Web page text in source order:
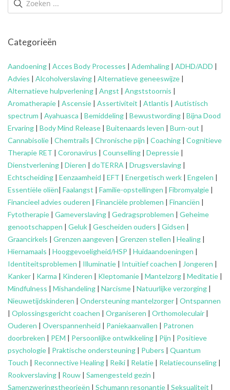
Categorieën
Aandoening | Acces Body Processes | Ademhaling | ADHD/ADD |
Advies | Alcoholverslaving | Alternatieve geneeswijze |
Alternatieve hulpverlening | Angst | Angststoornis |
Aromatherapie | Ascensie | Assertiviteit | Atlantis | Autistisch
spectrum | Ayahuasca | Bemiddeling | Bewustwording | Bijna Dood
Ervaring | Body Mind Release | Buitenaards leven | Burn-out |
Cannabisolie | Chemtrails | Chronische pijn | Coaching | Cognitieve
Therapie RET | Coronavirus | Counselling | Depressie |
Dienstverlening | Dieren | doTERRA | Drugsverslaving |
Echtscheiding | Eenzaamheid | EFT | Energetisch werk | Engelen |
Essentiële oliën| Faalangst | Familie-opstellingen | Fibromyalgie |
Financieel advies ouderen | Financiële problemen | Financiën |
Fytotherapie | Gameverslaving | Gedragsproblemen | Geheime
genootschappen | Geluk | Gescheiden ouders | Gidsen |
Graancirkels | Grenzen aangeven | Grenzen stellen | Healing |
Hiernamaals | Hooggevoeligheid/HSP | Huidaandoeningen |
Identiteitsproblemen | Illuminatie | Intuïtief coachen | Jongeren |
Kanker | Karma | Kinderen | Kleptomanie | Mantelzorg | Meditatie |
Mindfulness | Mishandeling | Narcisme | Natuurlijke verzorging |
Nieuwetijdskinderen | Ondersteuningmantelzorger | Ontspannen
| Oplossingsgericht coachen | Organiseren | Orthomoleculair |
Ouderen | Overspannenheid | Paniekaanvallen | Patronen
doorbreken | PEM | Persoonlijke ontwikkeling | Pijn | Positieve
psychologie | Praktische ondersteuning | Pubers | Quantum
Touch | Reconnective Healing | Reiki | Relatie | Relatiecounseling |
Rookverslaving | Rouw | Samengesteld gezin |
Samenzweringstheorieën | Schumann resonantie | Seksualiteit |